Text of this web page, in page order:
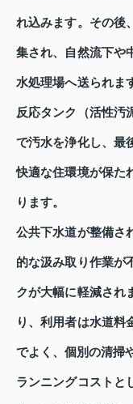
れ込みます。その後
集され、自然流下や
水処理場へ送られ
反応タンク（活性
で汚水を浄化し、最
快適な住環境が保た
ります。
公共下水道が整備さ
的な汲み取り作業が
クが大幅に軽減され
り、利用者は水道料
でよく、個別の清掃
ランニングコストと